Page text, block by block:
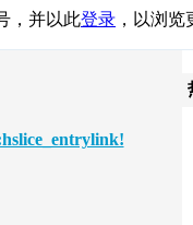
，并以此登录 ，以浏